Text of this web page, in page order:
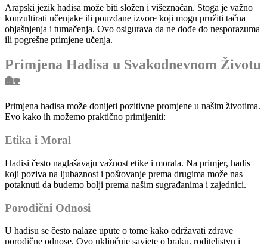
Arapski jezik hadisa može biti složen i višeznačan. Stoga je važno
konzultirati učenjake ili pouzdane izvore koji mogu pružiti tačna
objašnjenja i tumačenja. Ovo osigurava da ne dođe do nesporazuma
ili pogrešne primjene učenja.
Primjena Hadisa u Svakodnevnom Životu
🏡
Primjena hadisa može donijeti pozitivne promjene u našim životima.
Evo kako ih možemo praktično primijeniti:
Etika i Moral
Hadisi često naglašavaju važnost etike i morala. Na primjer, hadis
koji poziva na ljubaznost i poštovanje prema drugima može nas
potaknuti da budemo bolji prema našim sugrađanima i zajednici.
Porodični Odnosi
U hadisu se često nalaze upute o tome kako održavati zdrave
porodične odnose. Ovo uključuje savjete o braku, roditeljstvu i